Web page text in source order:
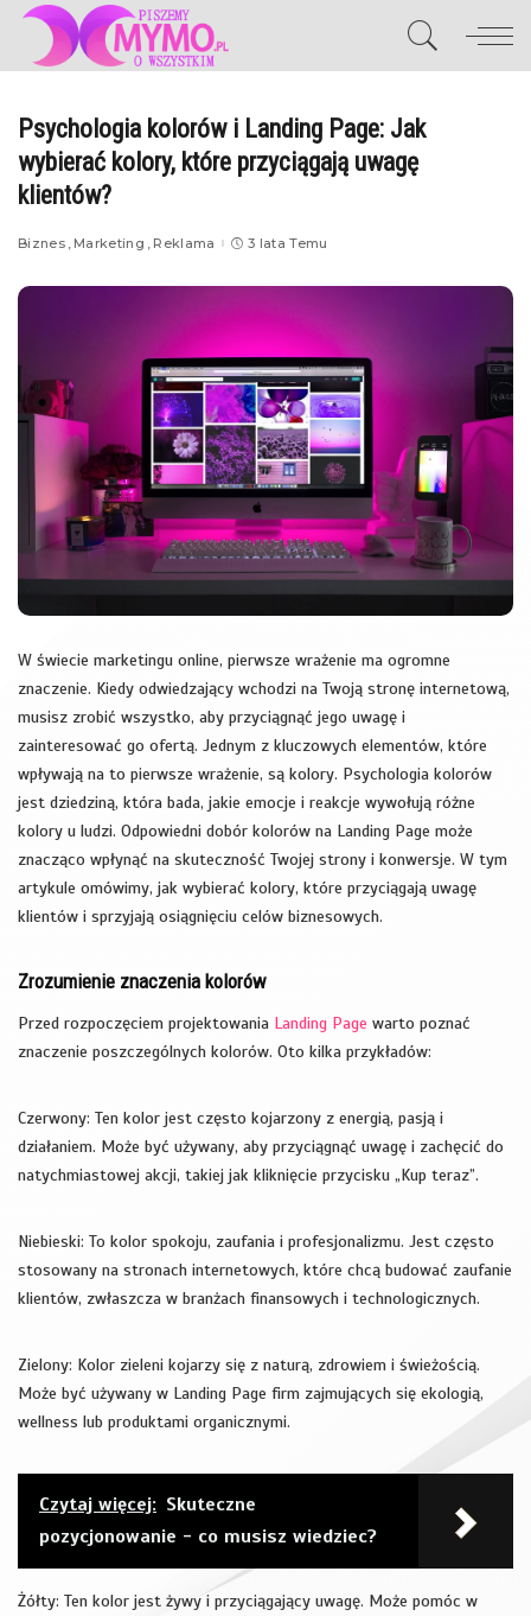
Psychologia kolorów i Landing Page: Jak
wybierać kolory, które przyciągają uwagę
klientów?
Biznes Marketing Reklama 3 lata Temu
W świecie marketingu online, pierwsze wrażenie ma ogromne
znaczenie. Kiedy odwiedzający wchodzi na Twoją stronę internetową,
musisz zrobić wszystko, aby przyciągnąć jego uwagę i
zainteresować go ofertą. Jednym z kluczowych elementów, które
wpływają na to pierwsze wrażenie, są kolory. Psychologia kolorów
jest dziedziną, która bada, jakie emocje i reakcje wywołują różne
kolory u ludzi. Odpowiedni dobór kolorów na Landing Page może
znacząco wpłynąć na skuteczność Twojej strony i konwersje. W tym
artykule omówimy, jak wybierać kolory, które przyciągają uwagę
klientów i sprzyjają osiągnięciu celów biznesowych.
Zrozumienie znaczenia kolorów
Przed rozpoczęciem projektowania Landing Page warto poznać
znaczenie poszczególnych kolorów. Oto kilka przykładów:
Czerwony: Ten kolor jest często kojarzony z energią, pasją i
działaniem. Może być używany, aby przyciągnąć uwagę i zachęcić do
natychmiastowej akcji, takiej jak kliknięcie przycisku „Kup teraz”.
Niebieski: To kolor spokoju, zaufania i profesjonalizmu. Jest często
stosowany na stronach internetowych, które chcą budować zaufanie
klientów, zwłaszcza w branżach finansowych i technologicznych.
Zielony: Kolor zieleni kojarzy się z naturą, zdrowiem i świeżością.
Może być używany w Landing Page firm zajmujących się ekologią,
wellness lub produktami organicznymi.
Czytaj więcej: Skuteczne
pozycjonowanie - co musisz wiedziec?
Żółty: Ten kolor jest żywy i przyciągający uwagę. Może pomóc w